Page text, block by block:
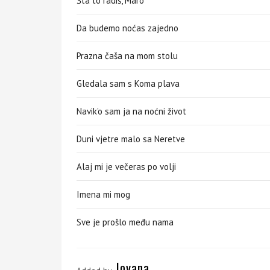
Da budemo noćas zajedno
Prazna čaša na mom stolu
Gledala sam s Koma plava
Navik’o sam ja na noćni život
Duni vjetre malo sa Neretve
Alaj mi je večeras po volji
Imena mi mog
Sve je prošlo među nama